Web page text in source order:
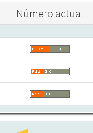
Número actual